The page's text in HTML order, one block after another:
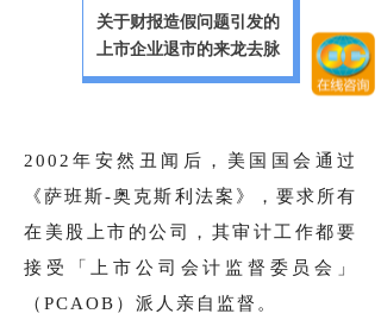
关于财报造假问题引发的
上市企业退市的来龙去脉
2002年安然丑闻后，美国国会通过
《萨班斯-奥克斯利法案》，要求所有
在美股上市的公司，其审计工作都要
接受「上市公司会计监督委员会」
（PCAOB）派人亲自监督。